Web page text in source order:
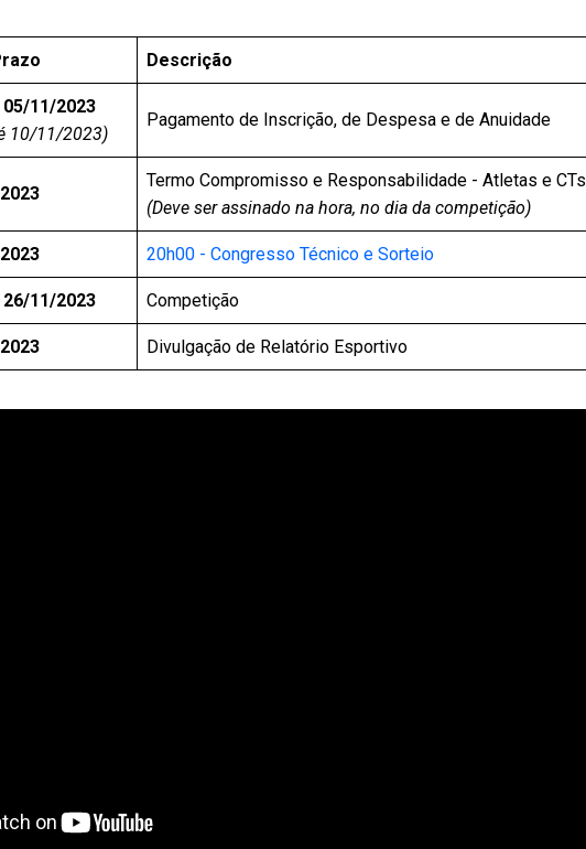
Descrição
11/2023
10/11/2023)
Pagamento de Inscrição, de Despesa e de Anuidade
Termo Compromisso e Responsabilidade - Atletas e CTs
(Deve ser assinado na hora, no dia da competição)
20h00 - Congresso Técnico e Sorteio
11/2023 Competição
Divulgação de Relatório Esportivo